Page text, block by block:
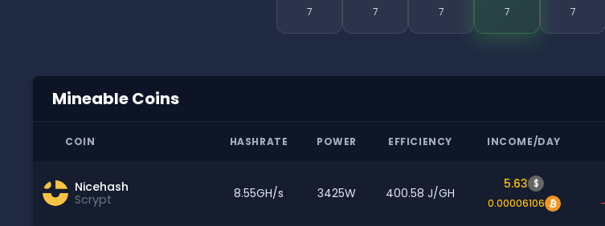
7 7 7 7 7
Mineable Coins
COIN HASHRATE POWER EFFICIENCY INCOME/DAY
Nicehash
Scrypt
8.55GH/s 3425W 400.58 J/GH
5.63 $
0.00006106